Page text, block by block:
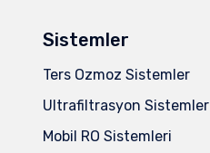
Sistemler
Ters Ozmoz Sistemler
Ultrafiltrasyon Sistemler
Mobil RO Sistemleri